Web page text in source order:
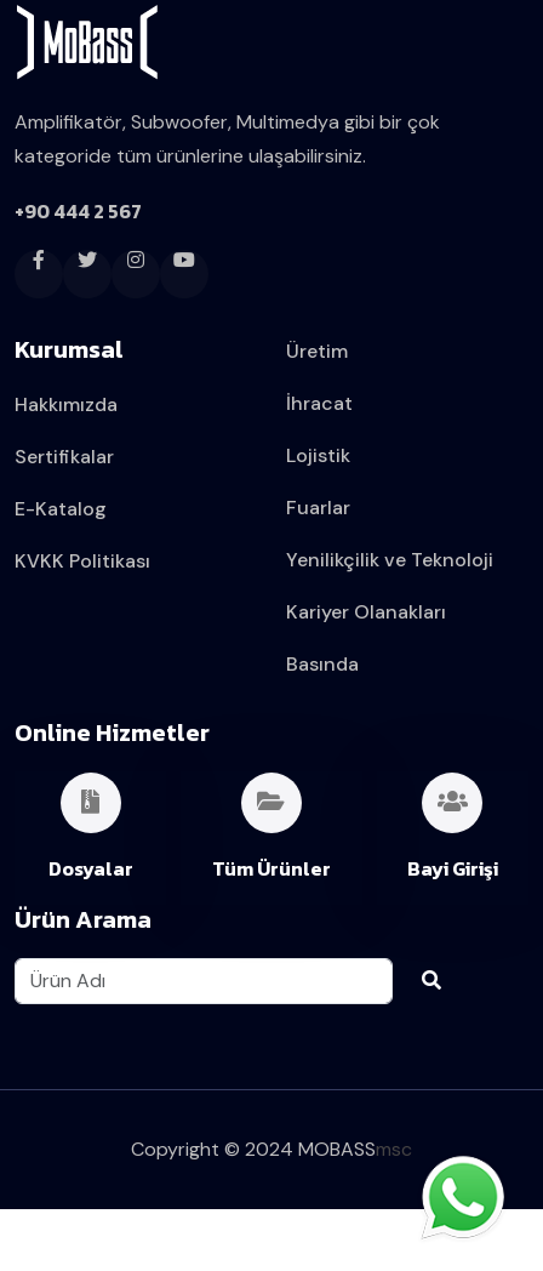
Amplifikatör, Subwoofer, Multimedya gibi bir çok
kategoride tüm ürünlerine ulaşabilirsiniz.
+90 444 2 567
Kurumsal
Hakkımızda
Sertifikalar
E-Katalog
KVKK Politikası
Üretim
İhracat
Lojistik
Fuarlar
Yenilikçilik ve Teknoloji
Kariyer Olanakları
Basında
Online Hizmetler
Dosyalar Tüm Ürünler Bayi Girişi
Ürün Arama
Copyright © 2024 MOBASSmsc